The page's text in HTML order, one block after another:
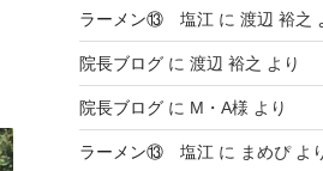
ラーメン⑬ 塩江に 渡辺 裕之
院長ブログに 渡辺 裕之 より
院長ブログに M・A様 より
ラーメン⑬ 塩江に まめぴよ